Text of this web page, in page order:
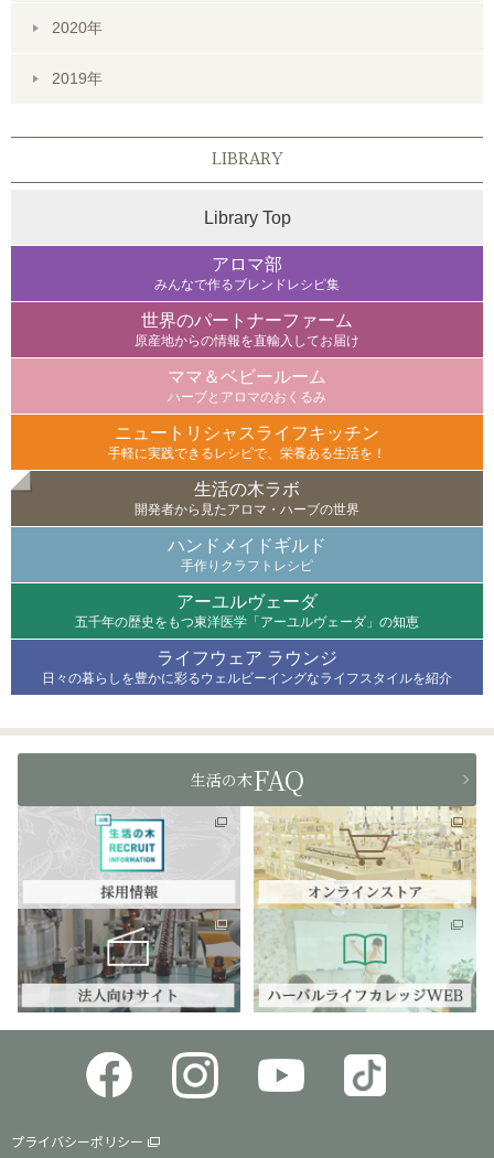
2020年
2019年
LIBRARY
Library Top
アロマ部
みんなで作るブレンドレシピ集
世界のパートナーファーム
原産地からの情報を直輸入してお届け
ママ＆ベビールーム
ハーブとアロマのおくるみ
ニュートリシャスライフキッチン
手軽に実践できるレシピで、栄養ある生活を！
生活の木ラボ
開発者から見たアロマ・ハーブの世界
ハンドメイドギルド
手作りクラフトレシピ
アーユルヴェーダ
五千年の歴史をもつ東洋医学「アーユルヴェーダ」の知恵
ライフウェア ラウンジ
日々の暮らしを豊かに彩るウェルビーイングなライフスタイルを紹介
生活の木FAQ
プライバシーポリシー